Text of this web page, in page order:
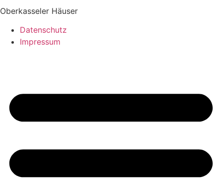
Oberkasseler Häuser
Datenschutz
Impressum